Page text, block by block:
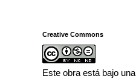
Creative Commons
Este obra está bajo una